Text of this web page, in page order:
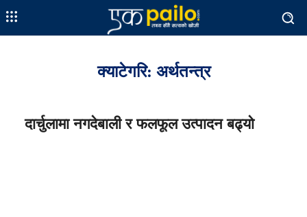
क्याटेगरि: अर्थतन्त्र
दार्चुलामा नगदेबाली र फलफूल उत्पादन बढ्यो